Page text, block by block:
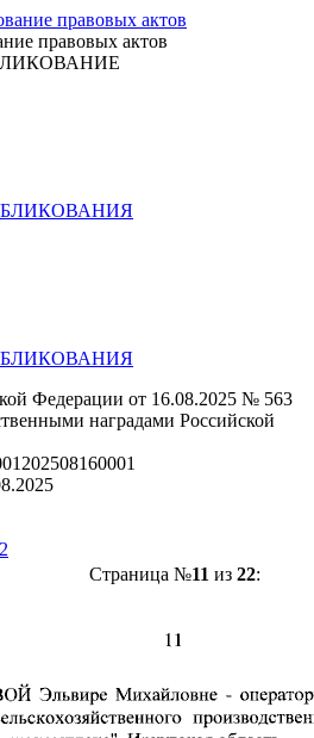
правовых актов
Федерации от 16.08.2025 № 563
наградами Российской
Страница №11 из 22: